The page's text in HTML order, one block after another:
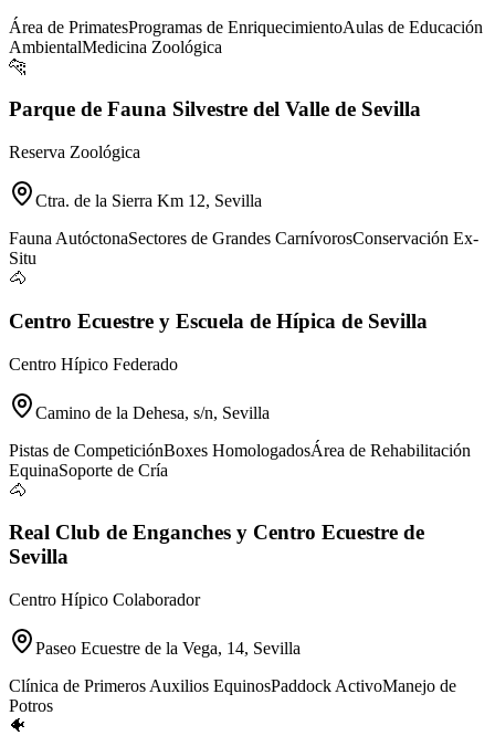
Área de PrimatesProgramas de EnriquecimientoAulas de Educación
AmbientalMedicina Zoológica
🐆
Parque de Fauna Silvestre del Valle de Sevilla
Reserva Zoológica
Ctra. de la Sierra Km 12, Sevilla
Fauna AutóctonaSectores de Grandes CarnívorosConservación Ex-
Situ
🐴
Centro Ecuestre y Escuela de Hípica de Sevilla
Centro Hípico Federado
Camino de la Dehesa, s/n, Sevilla
Pistas de CompeticiónBoxes HomologadosÁrea de Rehabilitación
EquinaSoporte de Cría
🐴
Real Club de Enganches y Centro Ecuestre de
Sevilla
Centro Hípico Colaborador
Paseo Ecuestre de la Vega, 14, Sevilla
Clínica de Primeros Auxilios EquinosPaddock ActivoManejo de
Potros
🐠